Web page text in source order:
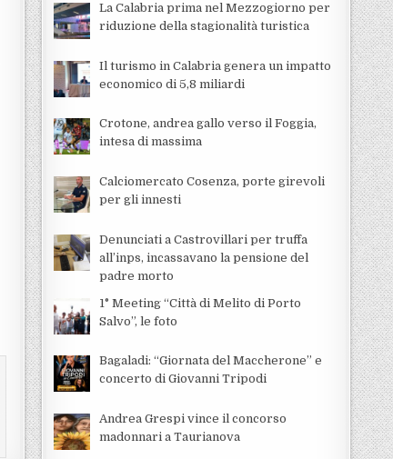
La Calabria prima nel Mezzogiorno per
riduzione della stagionalità turistica
Il turismo in Calabria genera un impatto
economico di 5,8 miliardi
Crotone, andrea gallo verso il Foggia,
intesa di massima
Calciomercato Cosenza, porte girevoli
per gli innesti
Denunciati a Castrovillari per truffa
all’inps, incassavano la pensione del
padre morto
1° Meeting “Città di Melito di Porto
Salvo”, le foto
Bagaladi: “Giornata del Maccherone” e
concerto di Giovanni Tripodi
Andrea Grespi vince il concorso
madonnari a Taurianova